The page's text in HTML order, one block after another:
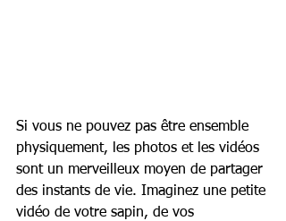
Si vous ne pouvez pas être ensemble
physiquement, les photos et les vidéos
sont un merveilleux moyen de partager
des instants de vie. Imaginez une petite
vidéo de votre sapin, de vos